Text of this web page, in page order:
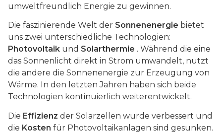
umweltfreundlich Energie zu gewinnen.
Die faszinierende Welt der Sonnenenergie bietet
uns zwei unterschiedliche Technologien:
Photovoltaik und Solarthermie . Während die eine
das Sonnenlicht direkt in Strom umwandelt, nutzt
die andere die Sonnenenergie zur Erzeugung von
Wärme. In den letzten Jahren haben sich beide
Technologien kontinuierlich weiterentwickelt.
Die Effizienz der Solarzellen wurde verbessert und
die Kosten für Photovoltaikanlagen sind gesunken.